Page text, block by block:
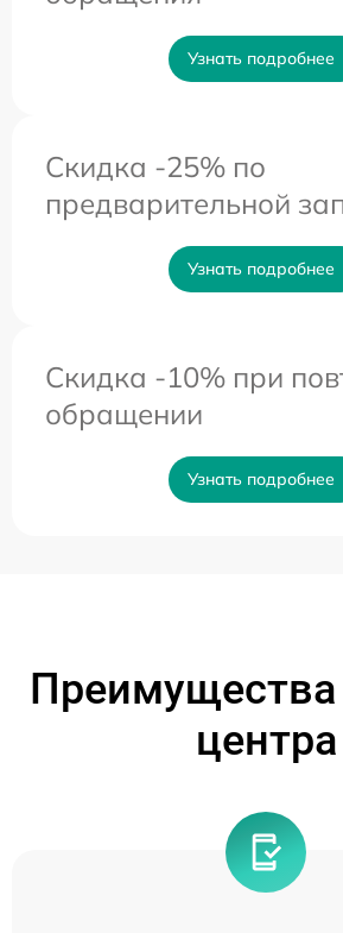
Узнать подробнее
Скидка -25% по
предварительной
Узнать подробнее
Скидка -10% при
обращении
Узнать подробнее
Преимущества
центра